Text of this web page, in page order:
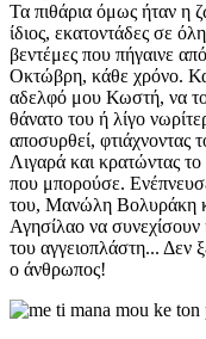
Τα πιθάρια όμως ήταν η
ίδιος, εκατοντάδες σε
βεντέμες που πήγαινε
Οκτώβρη, κάθε χρόνο.
αδελφό μου Κωστή, να
θάνατο του ή λίγο
αποσυρθεί, φτιάχνοντας
Λιγαρά και κρατώντας το
που μπορούσε.
του, Μανώλη Βολυράκη
Αγησίλαο να συνεχίσουν
του αγγειοπλάστη... Δεν
ο άνθρωπος!